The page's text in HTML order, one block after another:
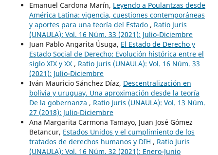
Emanuel Cardona Marín, Leyendo a Poulantzas desde
América Latina: vigencia, cuestiones contemporáneas
y aportes para una teoría del Estado , Ratio Juris
(UNAULA): Vol. 16 Núm. 33 (2021): Julio-Diciembre
Juan Pablo Angarita Úsuga, El Estado de Derecho y
Estado Social de Derecho: Evolución histórica entre el
siglo XIX y XX , Ratio Juris (UNAULA): Vol. 16 Núm. 33
(2021): Julio-Diciembre
Iván Mauricio Sánchez Díaz, Descentralización en
bolivia y uruguay. Una aproximación desde la teoría
De la gobernanza , Ratio Juris (UNAULA): Vol. 13 Núm.
27 (2018): Julio-Diciembre
Ana Margarita Carmona Tamayo, Juan José Gómez
Betancur, Estados Unidos y el cumplimiento de los
tratados de derechos humanos y DIH , Ratio Juris
(UNAULA): Vol. 16 Núm. 32 (2021): Enero-Junio